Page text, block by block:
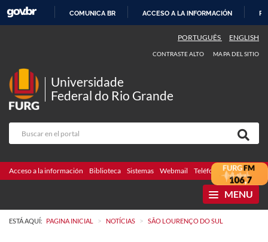
CONTENIDO
COMUNICA BR ACCESO A LA INFORMACIÓN
PORTUGUÊS ENGLISH
CONTRASTE ALTO MAPA DEL SITIO
Universidade
Federal do Rio Grande
Acceso a la información Biblioteca Sistemas Webmail Teléfonos Licitaciones
MENU
ESTÁ AQUÍ: PAGINA INICIAL > NOTÍCIAS > SÃO LOURENÇO DO SUL